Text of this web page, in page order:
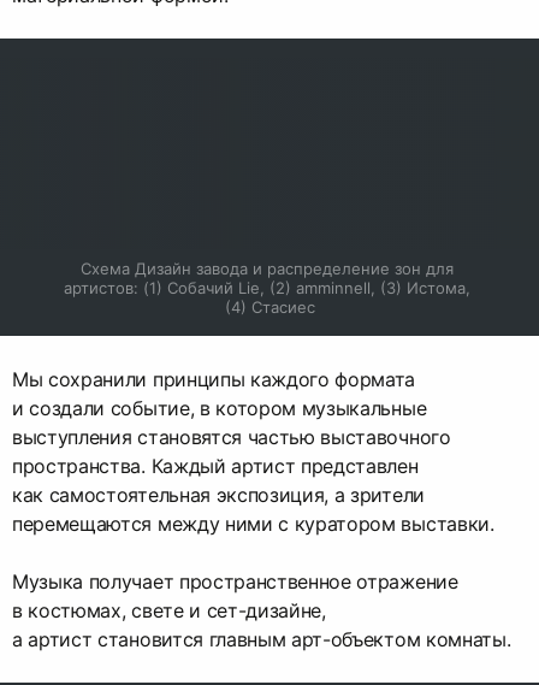
Схема Дизайн завода и распределение зон для
артистов: (1) Собачий Lie, (2) amminnell, (3) Истома,
(4) Стасиес
Мы сохранили принципы каждого формата
и создали событие, в котором музыкальные
выступления становятся частью выставочного
пространства. Каждый артист представлен
как самостоятельная экспозиция, а зрители
перемещаются между ними с куратором выставки.
Музыка получает пространственное отражение
в костюмах, свете и сет-дизайне,
а артист становится главным арт-объектом комнаты.